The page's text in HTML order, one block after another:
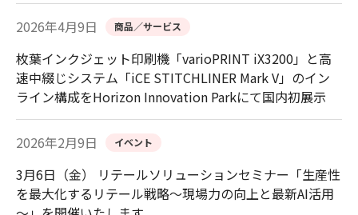
2026年4月9日 商品／サービス
枚葉インクジェット印刷機「varioPRINT iX3200」と高
速中綴じシステム「iCE STITCHLINER Mark V」のイン
ライン構成をHorizon Innovation Parkにて国内初展示
2026年2月9日 イベント
3月6日（金） リテールソリューションセミナー「生産性
を最大化するリテール戦略～現場力の向上と最新AI活用